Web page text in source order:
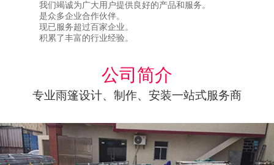
我们竭诚为广大用户提供良好的产品和服务。
是众多企业合作伙伴。
现已服务超过百家企业。
积累了丰富的行业经验。
公司简介
专业雨篷设计、制作、安装一站式服务商